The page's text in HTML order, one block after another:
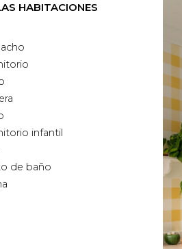
HABITACIONES
infantil
de baño